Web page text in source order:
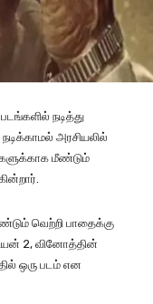
நடித்து
அரசியலில்
மீண்டும்
வெற்றி பாதைக்கு
2, வினோத்தின்
ஒரு படம் என